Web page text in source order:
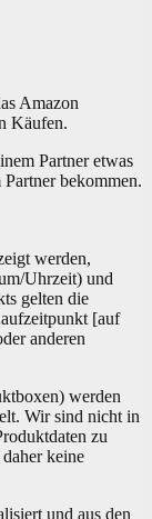
Amazon
Käufen.
Partner etwas
bekommen.
werden,
Uhrzeit) und
gelten die
[auf
anderen
werden
Wir sind nicht in
zu
keine
und aus den